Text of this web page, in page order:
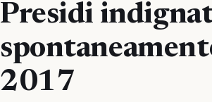
Presidi
2017